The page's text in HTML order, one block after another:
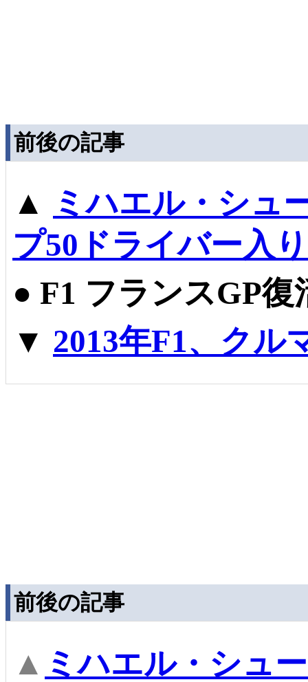
前後の記事
▲
ミハエル・シュ
プ50ドライバー入
● F1 フランスGP
▼ 2013年F1、クル
前後の記事
▲ ミハエル・シュ